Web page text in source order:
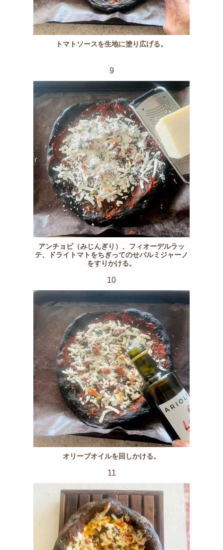
トマトソースを生地に塗り広げる。
9
アンチョビ（みじんぎり）、フィオーデルラッ
テ、ドライトマトをちぎってのせパルミジャーノ
をすりかける。
10
オリーブオイルを回しかける。
11